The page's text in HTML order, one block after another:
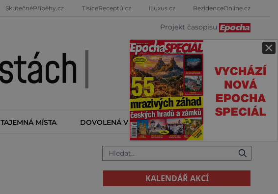
×
SkutečnéPříběhy.cz TisíceReceptů.cz iLuxus.cz RezidenceOnline.cz
Projekt časopisu
TAJEMNÁ MÍSTA DOVOLENÁ V ZAHRANIČÍ KALENDÁŘ AKCÍ
KALENDÁŘ AKCÍ